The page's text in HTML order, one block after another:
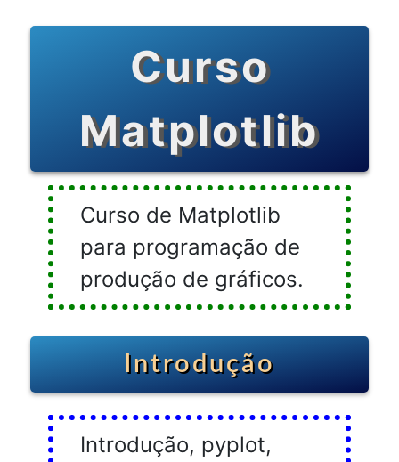
Curso
Matplotlib
Curso de Matplotlib
para programação de
produção de gráficos.
Introdução
Introdução, pyplot,